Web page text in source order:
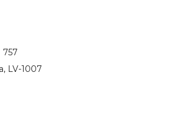
757
LV-1007